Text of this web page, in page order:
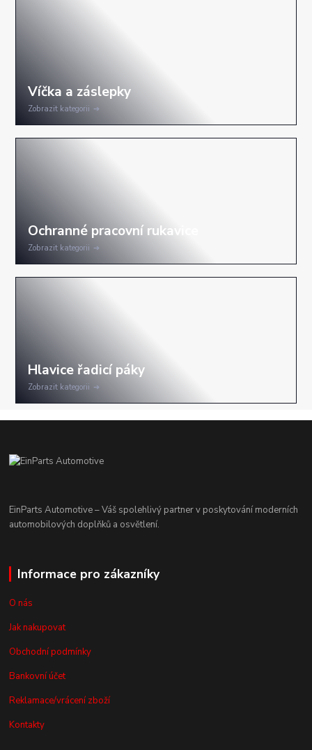
Zobrazit kategorii
Zobrazit kategorii
Zobrazit kategorii
EinParts Automotive – Váš spolehlivý partner v poskytování moderních
automobilových doplňků a osvětlení.
Informace pro zákazníky
O nás
Jak nakupovat
Obchodní podmínky
Bankovní účet
Reklamace/vrácení zboží
Kontakty